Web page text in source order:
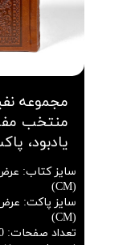
منتخب
یادبود،
سایز کتاب:
(CM)
سایز پاکت:
(CM)
تعداد صفحات: